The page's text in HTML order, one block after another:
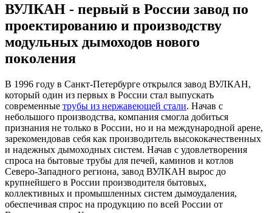
ВУЛКАН - первый в России завод по
проектированию и производству
модульных дымоходов нового
поколения
В 1996 году в Санкт-Петербурге открылся завод ВУЛКАН,
который один из первых в России стал выпускать
современные трубы из нержавеющей стали. Начав с
небольшого производства, компания смогла добиться
признания не только в России, но и на международной арене,
зарекомендовав себя как производитель высококачественных
и надежных дымоходных систем. Начав с удовлетворения
спроса на бытовые трубы для печей, каминов и котлов
Северо-Западного региона, завод ВУЛКАН вырос до
крупнейшего в России производителя бытовых,
коллективных и промышленных систем дымоудаления,
обеспечивая спрос на продукцию по всей России от